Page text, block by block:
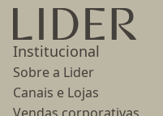
Ir para a página inicial
Institucional
Sobre a Lider
Canais e Lojas